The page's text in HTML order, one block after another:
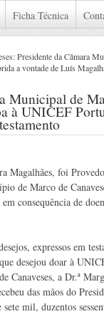
Ficha Técnica
Presidente da Câmara
a vontade de Luís
Municipal de
à UNICEF
Magalhães, foi
de Marco de
consequência de
expressos em
desejou doar à
Canaveses, a Dr.ª
das mãos do
mil, duzentos